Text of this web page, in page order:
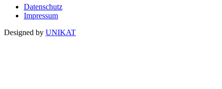
Datenschutz
Impressum
Designed by UNIKAT